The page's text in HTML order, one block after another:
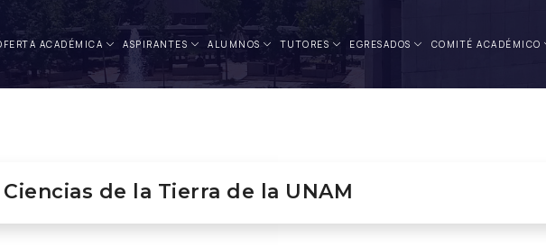
A ACADÉMICA ASPIRANTES ALUMNOS TUTORES EGRESADOS COMITÉ ACA DÉMICO
de la Tierra de la UNAM